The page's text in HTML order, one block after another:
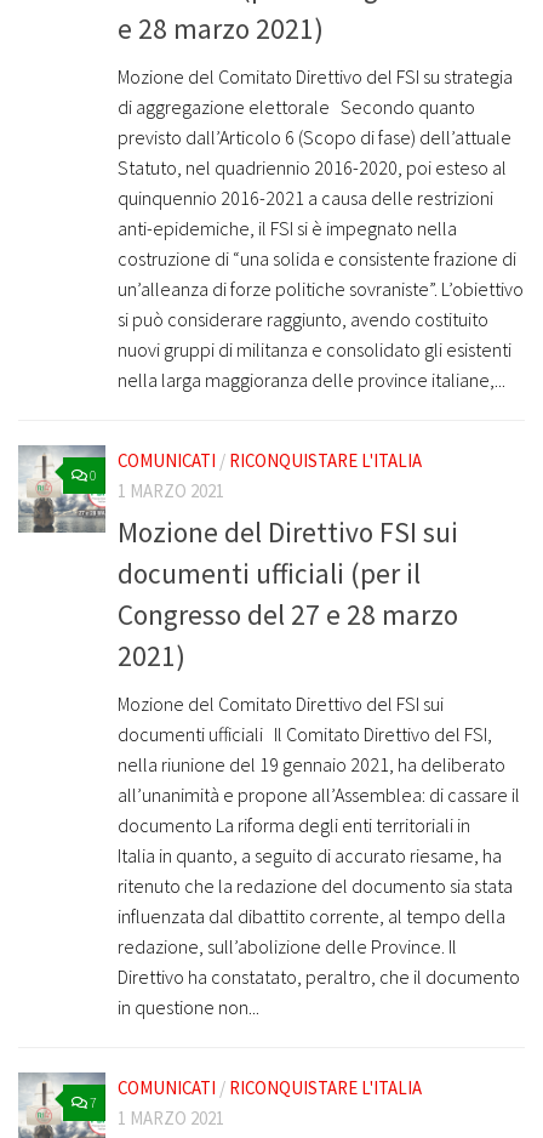
e 28 marzo 2021)
Mozione del Comitato Direttivo del FSI su strategia
di aggregazione elettorale Secondo quanto
previsto dall’Articolo 6 (Scopo di fase) dell’attuale
Statuto, nel quadriennio 2016-2020, poi esteso al
quinquennio 2016-2021 a causa delle restrizioni
anti-epidemiche, il FSI si è impegnato nella
costruzione di “una solida e consistente frazione di
un’alleanza di forze politiche sovraniste”. L’obiettivo
si può considerare raggiunto, avendo costituito
nuovi gruppi di militanza e consolidato gli esistenti
nella larga maggioranza delle province italiane,...
0
COMUNICATI / RICONQUISTARE L'ITALIA
1 MARZO 2021
Mozione del Direttivo FSI sui
documenti ufficiali (per il
Congresso del 27 e 28 marzo
2021)
Mozione del Comitato Direttivo del FSI sui
documenti ufficiali Il Comitato Direttivo del FSI,
nella riunione del 19 gennaio 2021, ha deliberato
all’unanimità e propone all’Assemblea: di cassare il
documento La riforma degli enti territoriali in
Italia in quanto, a seguito di accurato riesame, ha
ritenuto che la redazione del documento sia stata
influenzata dal dibattito corrente, al tempo della
redazione, sull’abolizione delle Province. Il
Direttivo ha constatato, peraltro, che il documento
in questione non...
7
COMUNICATI / RICONQUISTARE L'ITALIA
1 MARZO 2021